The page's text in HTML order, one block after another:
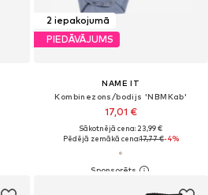
2 iepakojumā
PIEDĀVĀJUMS
NAME IT
Kombinezons/bodijs 'NBMKab'
17,01 €
Sākotnējā cena: 23,99 €
Pēdējā zemākā cena:17,77 €-4%